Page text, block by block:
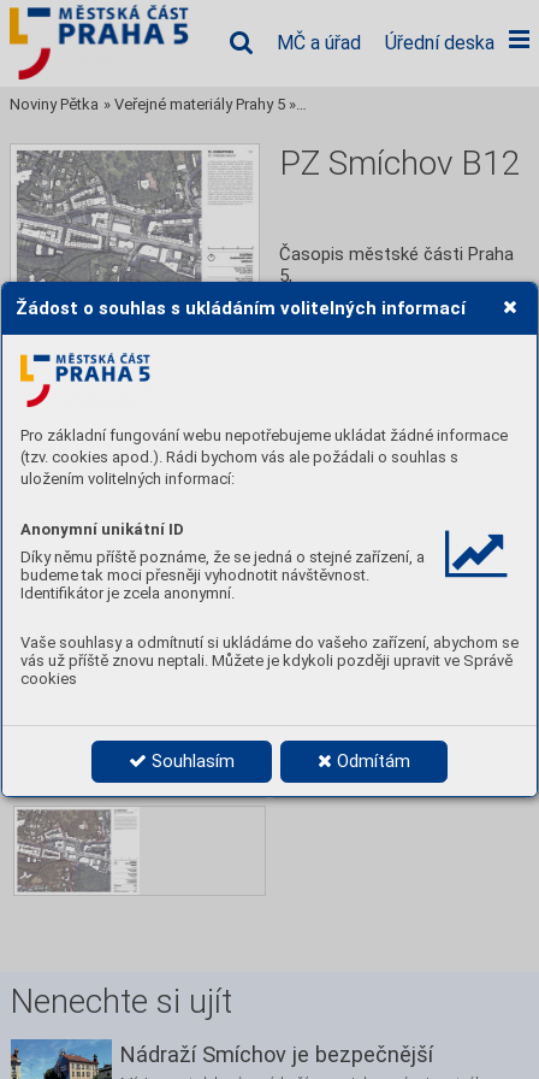
Žádost o souhlas s ukládáním volitelných informací
Pro základní fungování webu nepotřebujeme ukládat žádné informace
(tzv. cookies apod.). Rádi bychom vás ale požádali o souhlas s
uložením volitelných informací:
Anonymní unikátní ID
Díky němu příště poznáme, že se jedná o stejné zařízení, a
budeme tak moci přesněji vyhodnotit návštěvnost.
Identifikátor je zcela anonymní.
Vaše souhlasy a odmítnutí si ukládáme do vašeho zařízení, abychom se
vás už příště znovu neptali. Můžete je kdykoli později upravit ve Správě
cookies
Souhlasím Odmítám
MČ a úřad Úřední deska
Noviny Pětka » Veřejné materiály Prahy 5 » Rozšíření památkové zóny
PZ Smíchov B12
Časopis městské části Praha
5,
Číst
Obsah
Nenechte si ujít
Nádraží Smíchov je bezpečnější